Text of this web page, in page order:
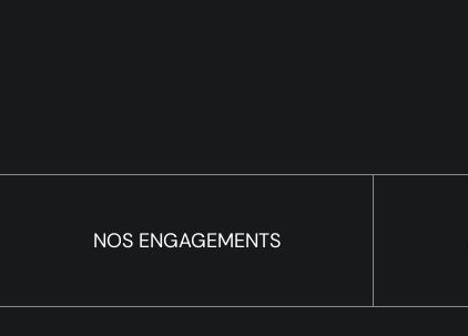
NOS ENGAGEMENTS